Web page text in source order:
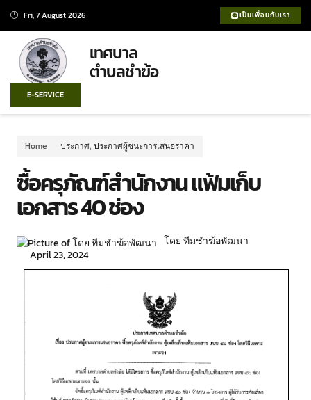
Fri, 7 August 2026 เป็นเพื่อนกับเรา
เทศบาล
ตำบลชำฆ้อ
E-SERVICE
Home ประกาศ, ประกาศผู้ชนะการเสนอราคา
ซื้อครุภัณฑ์สำนักงาน แฟ้มเก็บ
เอกสาร 40 ช่อง
โดย ทีมชำฆ้อพัฒนา
April 23, 2024